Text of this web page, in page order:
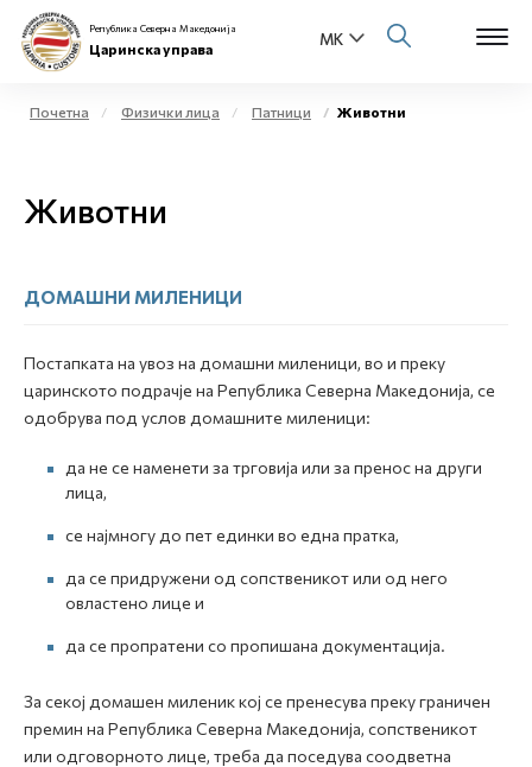
Бизнис заедница
Open
Медиа центар
Контакт
Е-Весник
Република Северна Македонија
Царинска управа
Почетна Физички лица Патници Животни
Животни
ДОМАШНИ МИЛЕНИЦИ
Постапката на увоз на домашни миленици, во и преку
царинското подрачје на Република Северна Македонија, се
одобрува под услов домашните миленици:
да не се наменети за трговија или за пренос на други
лица,
се најмногу до пет единки во една пратка,
да се придружени од сопственикот или од него
овластено лице и
да се пропратени со пропишана документација.
За секој домашен миленик кој се пренесува преку граничен
премин на Република Северна Македонија, сопственикот
или одговорното лице, треба да поседува соодветна